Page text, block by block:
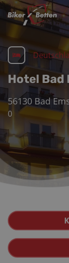
Hotel Bad
56130 Bad
0